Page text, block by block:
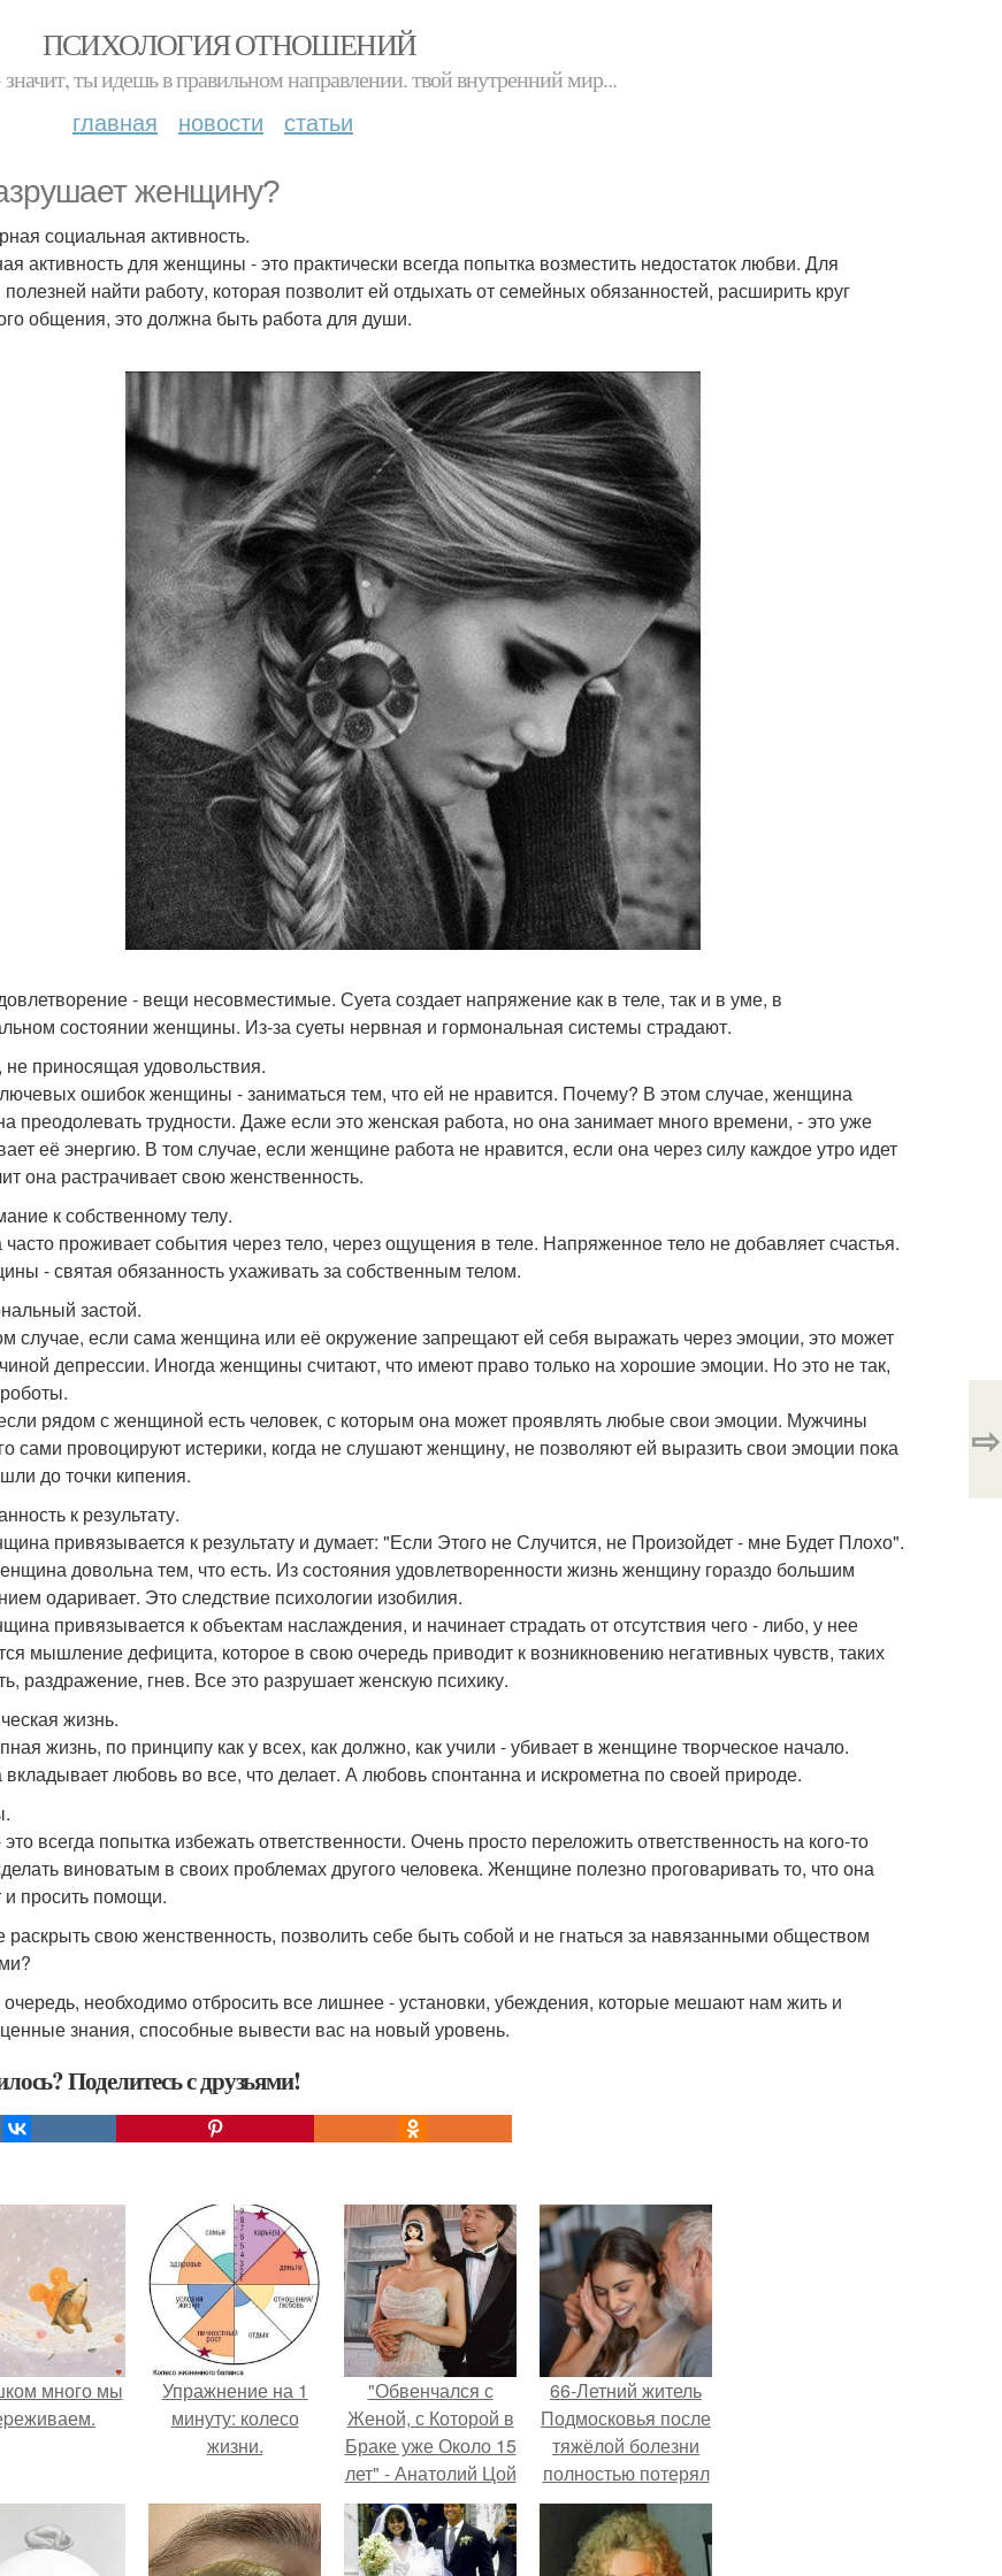
ПСИХОЛОГИЯ ОТНОШЕНИЙ
значит, ты идешь в правильном направлении. твой внутренний мир...
главная новости статьи
женщину?
социальная активность.
активность для женщины - это практически всегда попытка возместить недостаток любви. Для
найти работу, которая позволит ей отдыхать от семейных обязанностей, расширить круг
общения, это должна быть работа для души.
- вещи несовместимые. Суета создает напряжение как в теле, так и в уме, в
состоянии женщины. Из-за суеты нервная и гормональная системы страдают.
не приносящая удовольствия.
ошибок женщины - заниматься тем, что ей не нравится. Почему? В этом случае, женщина
преодолевать трудности. Даже если это женская работа, но она занимает много времени, - это уже
её энергию. В том случае, если женщине работа не нравится, если она через силу каждое утро идет
она растрачивает свою женственность.
к собственному телу.
проживает события через тело, через ощущения в теле. Напряженное тело не добавляет счастья.
- святая обязанность ухаживать за собственным телом.
застой.
случае, если сама женщина или её окружение запрещают ей себя выражать через эмоции, это может
депрессии. Иногда женщины считают, что имеют право только на хорошие эмоции. Но это не так,
рядом с женщиной есть человек, с которым она может проявлять любые свои эмоции. Мужчины
сами провоцируют истерики, когда не слушают женщину, не позволяют ей выразить свои эмоции пока
до точки кипения.
к результату.
привязывается к результату и думает: "Если Этого не Случится, не Произойдет - мне Будет Плохо".
довольна тем, что есть. Из состояния удовлетворенности жизнь женщину гораздо большим
одаривает. Это следствие психологии изобилия.
привязывается к объектам наслаждения, и начинает страдать от отсутствия чего - либо, у нее
мышление дефицита, которое в свою очередь приводит к возникновению негативных чувств, таких
раздражение, гнев. Все это разрушает женскую психику.
жизнь.
жизнь, по принципу как у всех, как должно, как учили - убивает в женщине творческое начало.
любовь во все, что делает. А любовь спонтанна и искрометна по своей природе.
всегда попытка избежать ответственности. Очень просто переложить ответственность на кого-то
виноватым в своих проблемах другого человека. Женщине полезно проговаривать то, что она
и просить помощи.
раскрыть свою женственность, позволить себе быть собой и не гнаться за навязанными обществом
необходимо отбросить все лишнее - установки, убеждения, которые мешают нам жить и
знания, способные вывести вас на новый уровень.
Поделитесь с друзьями!
⇨
много мы
Упражнение на 1
минуту: колесо
жизни.
"Обвенчался с
Женой, с Которой в
Браке уже Около 15
лет" - Анатолий Цой
удивил
поклонников
"тайной свадьбой".
66-Летний житель
Подмосковья после
тяжёлой болезни
полностью потерял
потенцию, но
решил
восстановить